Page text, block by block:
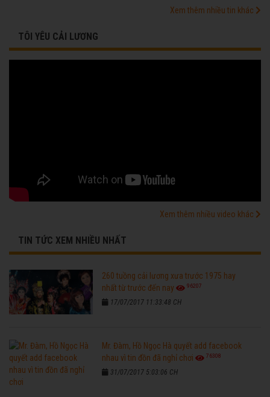
Xem thêm nhiều tin khác
TÔI YÊU CẢI LƯƠNG
Xem thêm nhiều video khác
TIN TỨC XEM NHIỀU NHẤT
260 tuồng cải lương xưa trước 1975 hay
nhất từ trước đến nay
96207
17/07/2017 11:33:48 CH
Mr. Đàm, Hồ Ngọc Hà quyết add facebook
nhau vì tin đồn đã nghỉ chơi
76308
31/07/2017 5:03:06 CH